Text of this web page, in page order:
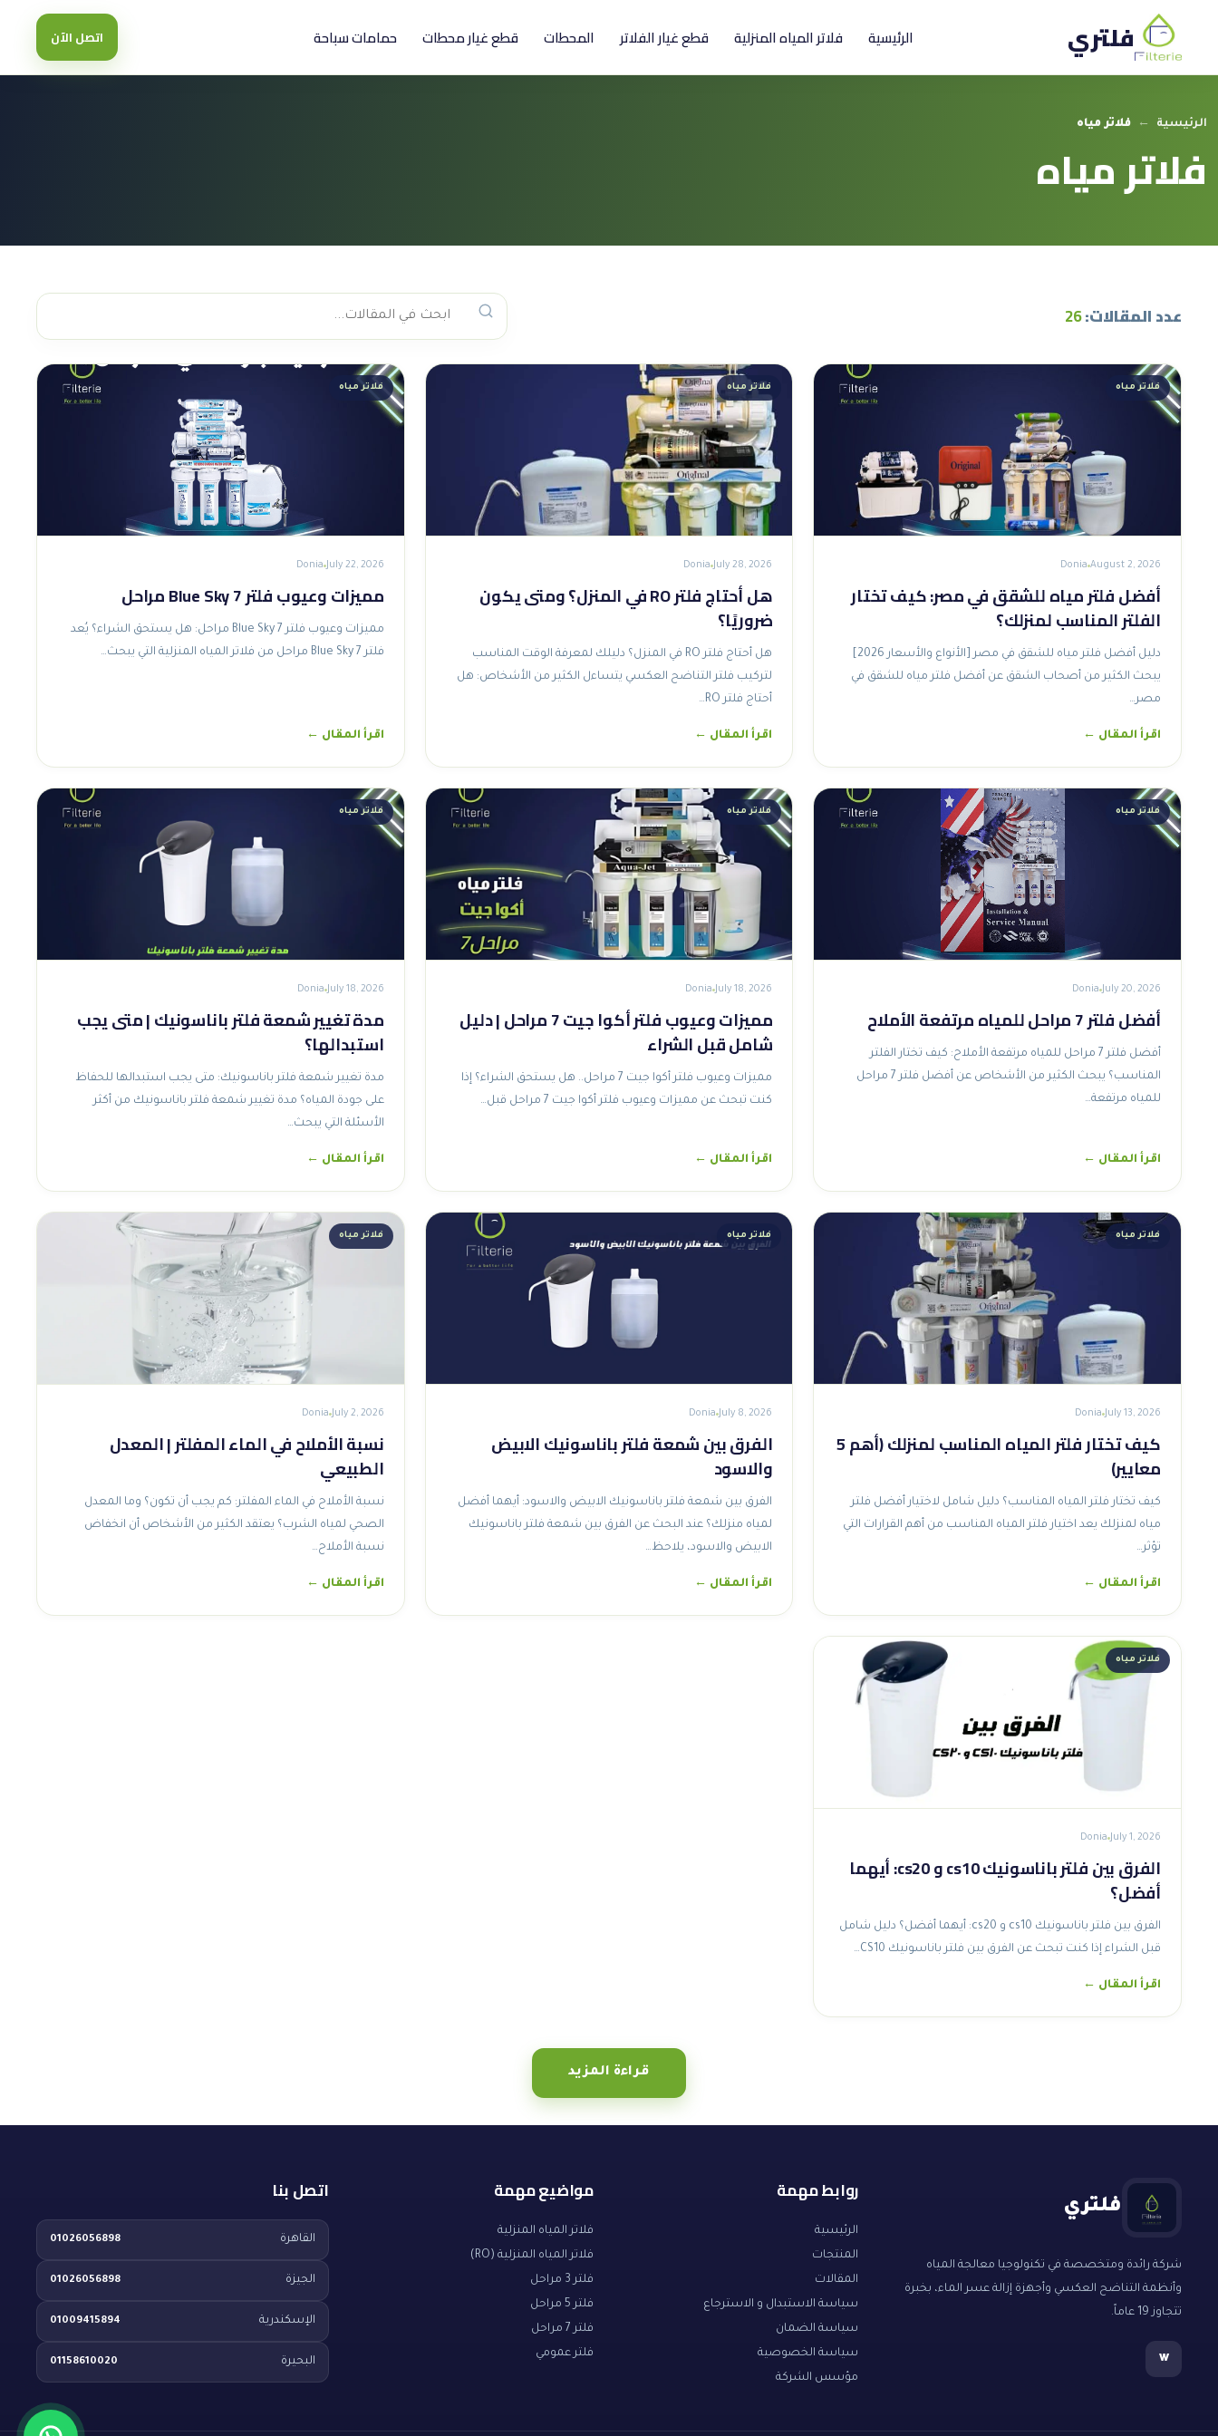
فلتري الرئيسية فلاتر المياه المنزلية قطع غيار الفلاتر المحطات قطع غيار محطات حمامات سباحة اتصل الآن
الرئيسية ← فلاتر مياه
فلاتر مياه
عدد المقالات:26
فلاتر مياه
August 2, 2026
Donia
أفضل فلتر مياه للشقق في مصر: كيف تختار
الفلتر المناسب لمنزلك؟
دليل أفضل فلتر مياه للشقق في مصر [الأنواع والأسعار 2026]
يبحث الكثير من أصحاب الشقق عن أفضل فلتر مياه للشقق في
مصر…
اقرأ المقال ←
فلاتر مياه
July 28, 2026
Donia
هل أحتاج فلتر RO في المنزل؟ ومتى يكون
ضروريًا؟
هل أحتاج فلتر RO في المنزل؟ دليلك لمعرفة الوقت المناسب
لتركيب فلتر التناضح العكسي يتساءل الكثير من الأشخاص: هل
أحتاج فلتر RO…
اقرأ المقال ←
فلاتر مياه
July 22, 2026
Donia
مميزات وعيوب فلتر Blue Sky 7 مراحل
مميزات وعيوب فلتر Blue Sky 7 مراحل: هل يستحق الشراء؟ يُعد
فلتر Blue Sky 7 مراحل من فلاتر المياه المنزلية التي يبحث…
اقرأ المقال ←
فلاتر مياه
July 20, 2026
Donia
أفضل فلتر 7 مراحل للمياه مرتفعة الأملاح
أفضل فلتر 7 مراحل للمياه مرتفعة الأملاح: كيف تختار الفلتر
المناسب؟ يبحث الكثير من الأشخاص عن أفضل فلتر 7 مراحل
للمياه مرتفعة…
اقرأ المقال ←
فلاتر مياه
July 18, 2026
Donia
مميزات وعيوب فلتر أكوا جيت 7 مراحل | دليل
شامل قبل الشراء
مميزات وعيوب فلتر أكوا جيت 7 مراحل.. هل يستحق الشراء؟ إذا
كنت تبحث عن مميزات وعيوب فلتر أكوا جيت 7 مراحل قبل…
اقرأ المقال ←
فلاتر مياه
July 18, 2026
Donia
مدة تغيير شمعة فلتر باناسونيك | متى يجب
استبدالها؟
مدة تغيير شمعة فلتر باناسونيك: متى يجب استبدالها للحفاظ
على جودة المياه؟ مدة تغيير شمعة فلتر باناسونيك من أكثر
الأسئلة التي يبحث…
اقرأ المقال ←
فلاتر مياه
July 13, 2026
Donia
كيف تختار فلتر المياه المناسب لمنزلك (أهم 5
معايير)
كيف تختار فلتر المياه المناسب؟ دليل شامل لاختيار أفضل فلتر
مياه لمنزلك يعد اختيار فلتر المياه المناسب من أهم القرارات التي
تؤثر…
اقرأ المقال ←
فلاتر مياه
July 8, 2026
Donia
الفرق بين شمعة فلتر باناسونيك الابيض
والاسود
الفرق بين شمعة فلتر باناسونيك الابيض والاسود: أيهما أفضل
لمياه منزلك؟ عند البحث عن الفرق بين شمعة فلتر باناسونيك
الابيض والاسود، يلاحظ…
اقرأ المقال ←
فلاتر مياه
July 2, 2026
Donia
نسبة الأملاح في الماء المفلتر | المعدل
الطبيعي
نسبة الأملاح في الماء المفلتر: كم يجب أن تكون؟ وما المعدل
الصحي لمياه الشرب؟ يعتقد الكثير من الأشخاص أن انخفاض
نسبة الأملاح…
اقرأ المقال ←
فلاتر مياه
July 1, 2026
Donia
الفرق بين فلتر باناسونيك cs10 و cs20: أيهما
أفضل؟
الفرق بين فلتر باناسونيك cs10 و cs20: أيهما أفضل؟ دليل شامل
قبل الشراء إذا كنت تبحث عن الفرق بين فلتر باناسونيك CS10…
اقرأ المقال ←
قراءة المزيد
فلتري
شركة رائدة ومتخصصة في تكنولوجيا معالجة المياه
وأنظمة التناضح العكسي وأجهزة إزالة عسر الماء، بخبرة
تتجاوز 19 عاماً.
w
روابط مهمة
الرئيسية
المنتجات
المقالات
سياسة الاستبدال و الاسترجاع
سياسة الضمان
سياسة الخصوصية
مؤسس الشركة
مواضيع مهمة
فلاتر المياه المنزلية
فلاتر المياه المنزلية (RO)
فلتر 3 مراحل
فلتر 5 مراحل
فلتر 7 مراحل
فلتر عمومي
اتصل بنا
القاهرة 01026056898
الجيزة 01026056898
الإسكندرية 01009415894
البحيرة 01158610020